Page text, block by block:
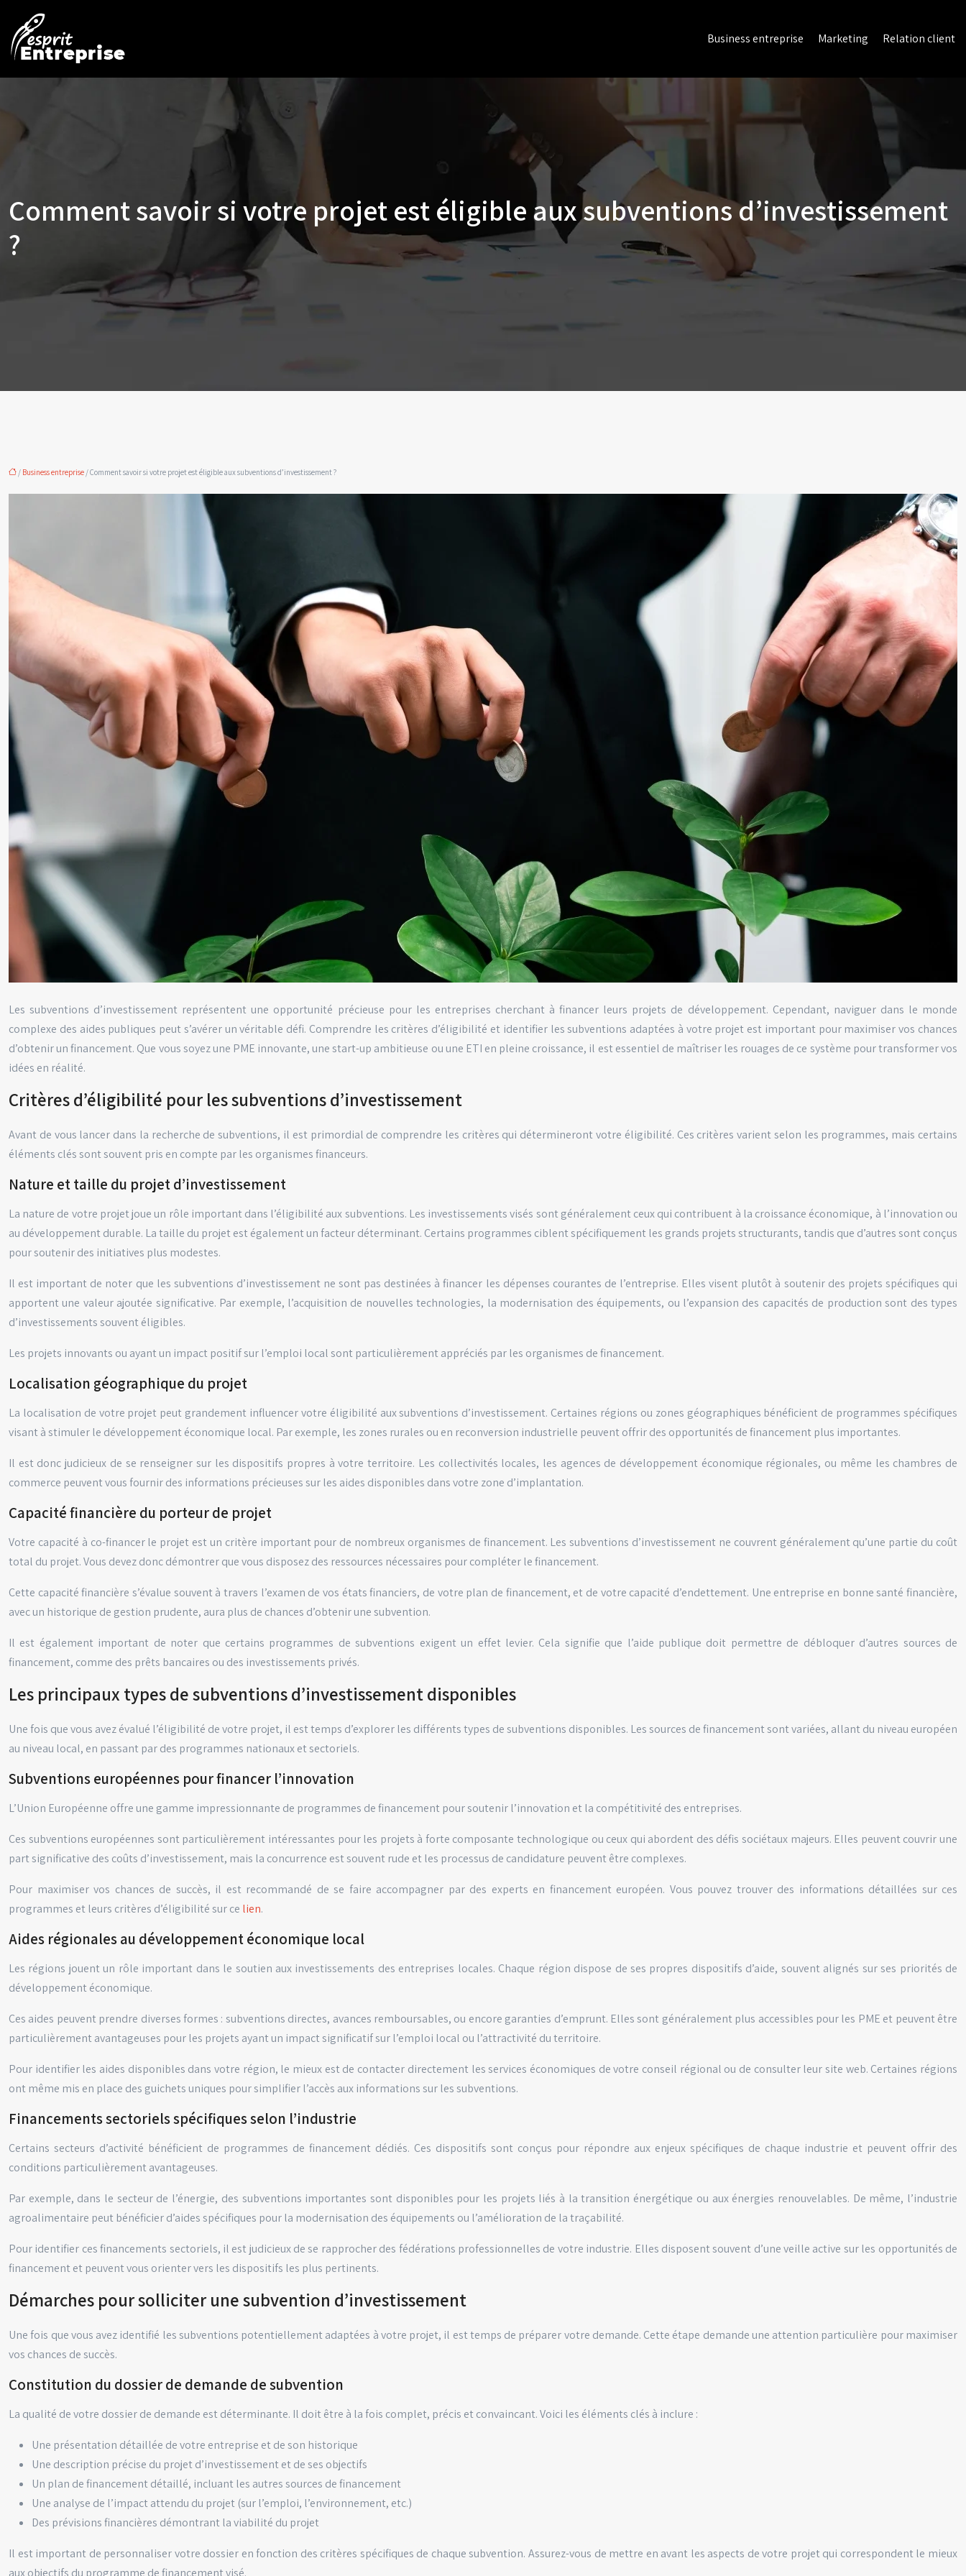
Business entreprise Marketing Relation client
Comment savoir si votre projet est éligible aux subventions d’investissement
?
/ Business entreprise / Comment savoir si votre projet est éligible aux subventions d’investissement ?
Les subventions d’investissement représentent une opportunité précieuse pour les entreprises cherchant à financer leurs projets de développement. Cependant, naviguer dans le monde
complexe des aides publiques peut s’avérer un véritable défi. Comprendre les critères d’éligibilité et identifier les subventions adaptées à votre projet est important pour maximiser vos chances
d’obtenir un financement. Que vous soyez une PME innovante, une start-up ambitieuse ou une ETI en pleine croissance, il est essentiel de maîtriser les rouages de ce système pour transformer vos
idées en réalité.
Critères d’éligibilité pour les subventions d’investissement
Avant de vous lancer dans la recherche de subventions, il est primordial de comprendre les critères qui détermineront votre éligibilité. Ces critères varient selon les programmes, mais certains
éléments clés sont souvent pris en compte par les organismes financeurs.
Nature et taille du projet d’investissement
La nature de votre projet joue un rôle important dans l’éligibilité aux subventions. Les investissements visés sont généralement ceux qui contribuent à la croissance économique, à l’innovation ou
au développement durable. La taille du projet est également un facteur déterminant. Certains programmes ciblent spécifiquement les grands projets structurants, tandis que d’autres sont conçus
pour soutenir des initiatives plus modestes.
Il est important de noter que les subventions d’investissement ne sont pas destinées à financer les dépenses courantes de l’entreprise. Elles visent plutôt à soutenir des projets spécifiques qui
apportent une valeur ajoutée significative. Par exemple, l’acquisition de nouvelles technologies, la modernisation des équipements, ou l’expansion des capacités de production sont des types
d’investissements souvent éligibles.
Les projets innovants ou ayant un impact positif sur l’emploi local sont particulièrement appréciés par les organismes de financement.
Localisation géographique du projet
La localisation de votre projet peut grandement influencer votre éligibilité aux subventions d’investissement. Certaines régions ou zones géographiques bénéficient de programmes spécifiques
visant à stimuler le développement économique local. Par exemple, les zones rurales ou en reconversion industrielle peuvent offrir des opportunités de financement plus importantes.
Il est donc judicieux de se renseigner sur les dispositifs propres à votre territoire. Les collectivités locales, les agences de développement économique régionales, ou même les chambres de
commerce peuvent vous fournir des informations précieuses sur les aides disponibles dans votre zone d’implantation.
Capacité financière du porteur de projet
Votre capacité à co-financer le projet est un critère important pour de nombreux organismes de financement. Les subventions d’investissement ne couvrent généralement qu’une partie du coût
total du projet. Vous devez donc démontrer que vous disposez des ressources nécessaires pour compléter le financement.
Cette capacité financière s’évalue souvent à travers l’examen de vos états financiers, de votre plan de financement, et de votre capacité d’endettement. Une entreprise en bonne santé financière,
avec un historique de gestion prudente, aura plus de chances d’obtenir une subvention.
Il est également important de noter que certains programmes de subventions exigent un effet levier. Cela signifie que l’aide publique doit permettre de débloquer d’autres sources de
financement, comme des prêts bancaires ou des investissements privés.
Les principaux types de subventions d’investissement disponibles
Une fois que vous avez évalué l’éligibilité de votre projet, il est temps d’explorer les différents types de subventions disponibles. Les sources de financement sont variées, allant du niveau européen
au niveau local, en passant par des programmes nationaux et sectoriels.
Subventions européennes pour financer l’innovation
L’Union Européenne offre une gamme impressionnante de programmes de financement pour soutenir l’innovation et la compétitivité des entreprises.
Ces subventions européennes sont particulièrement intéressantes pour les projets à forte composante technologique ou ceux qui abordent des défis sociétaux majeurs. Elles peuvent couvrir une
part significative des coûts d’investissement, mais la concurrence est souvent rude et les processus de candidature peuvent être complexes.
Pour maximiser vos chances de succès, il est recommandé de se faire accompagner par des experts en financement européen. Vous pouvez trouver des informations détaillées sur ces
programmes et leurs critères d’éligibilité sur ce lien.
Aides régionales au développement économique local
Les régions jouent un rôle important dans le soutien aux investissements des entreprises locales. Chaque région dispose de ses propres dispositifs d’aide, souvent alignés sur ses priorités de
développement économique.
Ces aides peuvent prendre diverses formes : subventions directes, avances remboursables, ou encore garanties d’emprunt. Elles sont généralement plus accessibles pour les PME et peuvent être
particulièrement avantageuses pour les projets ayant un impact significatif sur l’emploi local ou l’attractivité du territoire.
Pour identifier les aides disponibles dans votre région, le mieux est de contacter directement les services économiques de votre conseil régional ou de consulter leur site web. Certaines régions
ont même mis en place des guichets uniques pour simplifier l’accès aux informations sur les subventions.
Financements sectoriels spécifiques selon l’industrie
Certains secteurs d’activité bénéficient de programmes de financement dédiés. Ces dispositifs sont conçus pour répondre aux enjeux spécifiques de chaque industrie et peuvent offrir des
conditions particulièrement avantageuses.
Par exemple, dans le secteur de l’énergie, des subventions importantes sont disponibles pour les projets liés à la transition énergétique ou aux énergies renouvelables. De même, l’industrie
agroalimentaire peut bénéficier d’aides spécifiques pour la modernisation des équipements ou l’amélioration de la traçabilité.
Pour identifier ces financements sectoriels, il est judicieux de se rapprocher des fédérations professionnelles de votre industrie. Elles disposent souvent d’une veille active sur les opportunités de
financement et peuvent vous orienter vers les dispositifs les plus pertinents.
Démarches pour solliciter une subvention d’investissement
Une fois que vous avez identifié les subventions potentiellement adaptées à votre projet, il est temps de préparer votre demande. Cette étape demande une attention particulière pour maximiser
vos chances de succès.
Constitution du dossier de demande de subvention
La qualité de votre dossier de demande est déterminante. Il doit être à la fois complet, précis et convaincant. Voici les éléments clés à inclure :
Une présentation détaillée de votre entreprise et de son historique
Une description précise du projet d’investissement et de ses objectifs
Un plan de financement détaillé, incluant les autres sources de financement
Une analyse de l’impact attendu du projet (sur l’emploi, l’environnement, etc.)
Des prévisions financières démontrant la viabilité du projet
Il est important de personnaliser votre dossier en fonction des critères spécifiques de chaque subvention. Assurez-vous de mettre en avant les aspects de votre projet qui correspondent le mieux
aux objectifs du programme de financement visé.